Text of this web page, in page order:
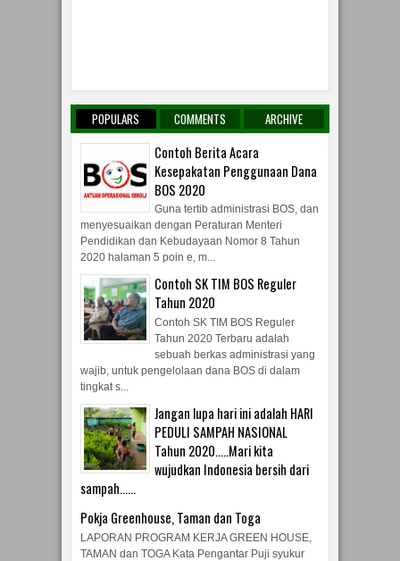
POPULARS COMMENTS ARCHIVE
Contoh Berita Acara
Kesepakatan Penggunaan Dana
BOS 2020
Guna tertib administrasi BOS, dan
menyesuaikan dengan Peraturan Menteri
Pendidikan dan Kebudayaan Nomor 8 Tahun
2020 halaman 5 poin e, m...
Contoh SK TIM BOS Reguler
Tahun 2020
Contoh SK TIM BOS Reguler
Tahun 2020 Terbaru adalah
sebuah berkas administrasi yang
wajib, untuk pengelolaan dana BOS di dalam
tingkat s...
Jangan lupa hari ini adalah HARI
PEDULI SAMPAH NASIONAL
Tahun 2020.....Mari kita
wujudkan Indonesia bersih dari
sampah......
Pokja Greenhouse, Taman dan Toga
LAPORAN PROGRAM KERJA GREEN HOUSE,
TAMAN dan TOGA Kata Pengantar Puji syukur